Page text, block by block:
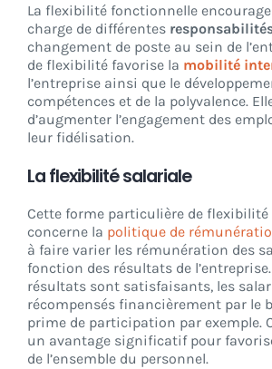
La flexibilité fonctionnelle
charge de différentes
changement de poste au sein de
de flexibilité favorise la mobilité
l’entreprise ainsi que le
compétences et de la polyvalence.
d’augmenter l’engagement des
leur fidélisation.
La flexibilité salariale
Cette forme particulière de
concerne la politique de
à faire varier les rémunération des
fonction des résultats de
résultats sont satisfaisants, les
récompensés financièrement par le
prime de participation par exemple.
un avantage significatif pour
de l’ensemble du personnel.